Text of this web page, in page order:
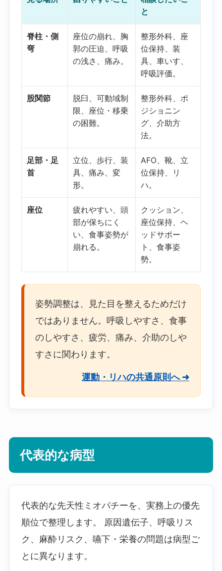
と
脊柱・側
弯
座位の崩れ、胸
郭の圧迫、呼吸
の浅さ、痛み。
整形外科、座
位保持、装
具、車いす、
呼吸評価。
股関節
脱臼、可動域制
限、座位・移乗
の困難。
整形外科、ポ
ジショニン
グ、介助方
法。
足部・足
首
立位、歩行、装
具、痛み、変
形。
AFO、靴、立
位保持、リ
ハ。
座位
疲れやすい、頭
部が保ちにく
い、食事姿勢が
崩れる。
クッション、
座位保持、ヘ
ッドサポー
ト、食事姿
勢。
姿勢調整は、見た目を整えるためだけ
ではありません。呼吸しやすさ、食事
のしやすさ、疲労、痛み、介助のしや
すさに関わります。
運動・リハの共通原則へ ➜
代表的な病型
代表的な先天性ミオパチーを、実務上の優先
順位で整理します。 原因遺伝子、呼吸リス
ク、麻酔リスク、嚥下・栄養の問題は病型ご
とに異なります。